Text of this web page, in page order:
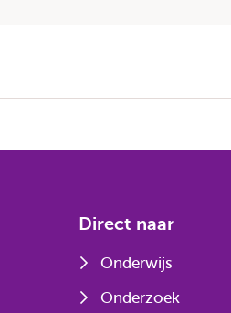
Direct naar
Onderwijs
Onderzoek